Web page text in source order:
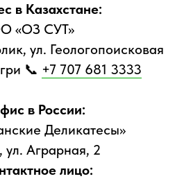
в Казахстане:
«ОЗ СУТ»
ул. Геологопоисковая
📞 +7 707 681 3333
в России:
Деликатесы»
ул. Аграрная, 2
лицо: